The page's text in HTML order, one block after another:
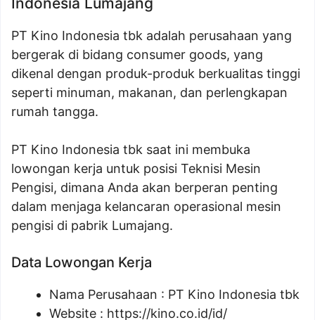
PT Kino Indonesia tbk adalah perusahaan yang
bergerak di bidang consumer goods, yang
dikenal dengan produk-produk berkualitas tinggi
seperti minuman, makanan, dan perlengkapan
rumah tangga.
PT Kino Indonesia tbk saat ini membuka
lowongan kerja untuk posisi Teknisi Mesin
Pengisi, dimana Anda akan berperan penting
dalam menjaga kelancaran operasional mesin
pengisi di pabrik Lumajang.
Data Lowongan Kerja
Nama Perusahaan : PT Kino Indonesia tbk
Website : https://kino.co.id/id/